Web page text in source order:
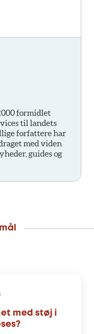
formidlet
til landets
forfattere har
med viden
guides og
med støj i